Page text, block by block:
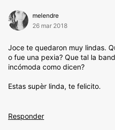
melendre
26 mar 2018
Joce te quedaron muy lindas.
o fue una pexia? Que tal la
incómoda como dicen?
Estas supèr linda, te felicito.
Responder